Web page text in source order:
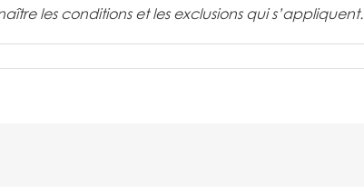
les conditions et les exclusions qui s’appliquent.